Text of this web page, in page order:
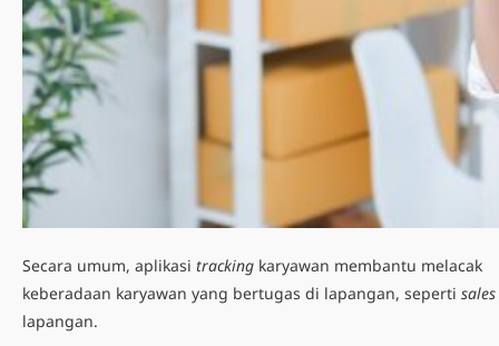
Secara umum, aplikasi tracking karyawan membantu melacak
keberadaan karyawan yang bertugas di lapangan, seperti sales
lapangan.